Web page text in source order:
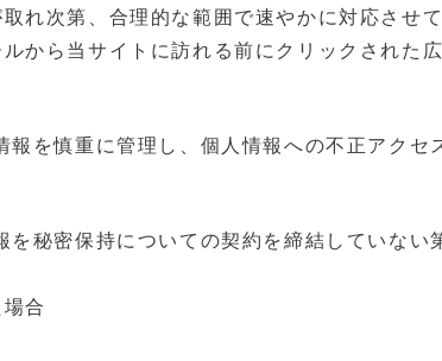
れ次第、合理的な範囲で速やかに対応させて
から当サイトに訪れる前にクリックされた
を慎重に管理し、個⼈情報への不正アクセ
秘密保持についての契約を締結していない
合